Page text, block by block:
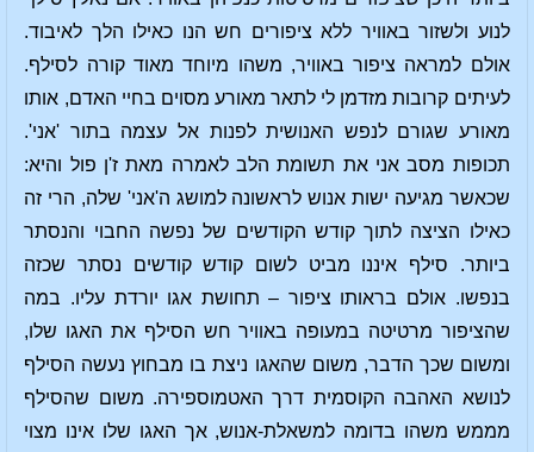
לנוע ולשזור באוויר ללא ציפורים חש הנו כאילו הלך לאיבוד.
אולם למראה ציפור באוויר, משהו מיוחד מאוד קורה לסילף.
לעיתים קרובות מזדמן לי לתאר מאורע מסוים בחיי האדם, אותו
מאורע שגורם לנפש האנושית לפנות אל עצמה בתור 'אני'.
תכופות מסב אני את תשומת הלב לאמרה מאת ז'ן פול והיא:
שכאשר מגיעה ישות אנוש לראשונה למושג ה'אני' שלה, הרי זה
כאילו הציצה לתוך קודש הקודשים של נפשה החבוי והנסתר
ביותר. סילף איננו מביט לשום קודש קודשים נסתר שכזה
בנפשו. אולם בראותו ציפור – תחושת אגו יורדת עליו. במה
שהציפור מרטיטה במעופה באוויר חש הסילף את האגו שלו,
ומשום שכך הדבר, משום שהאגו ניצת בו מבחוץ נעשה הסילף
לנושא האהבה הקוסמית דרך האטמוספירה. משום שהסילף
מממש משהו בדומה למשאלת-אנוש, אך האגו שלו אינו מצוי